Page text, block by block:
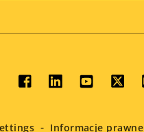
Social
menuInformacje prawne